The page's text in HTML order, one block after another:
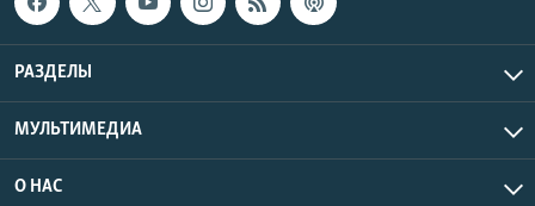
РАЗДЕЛЫ
МУЛЬТИМЕДИА
О НАС